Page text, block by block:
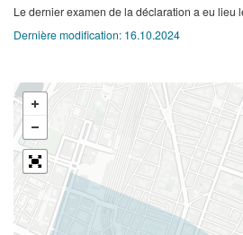
Le dernier examen de la déclaration a eu lieu
Dernière modification: 16.10.2024